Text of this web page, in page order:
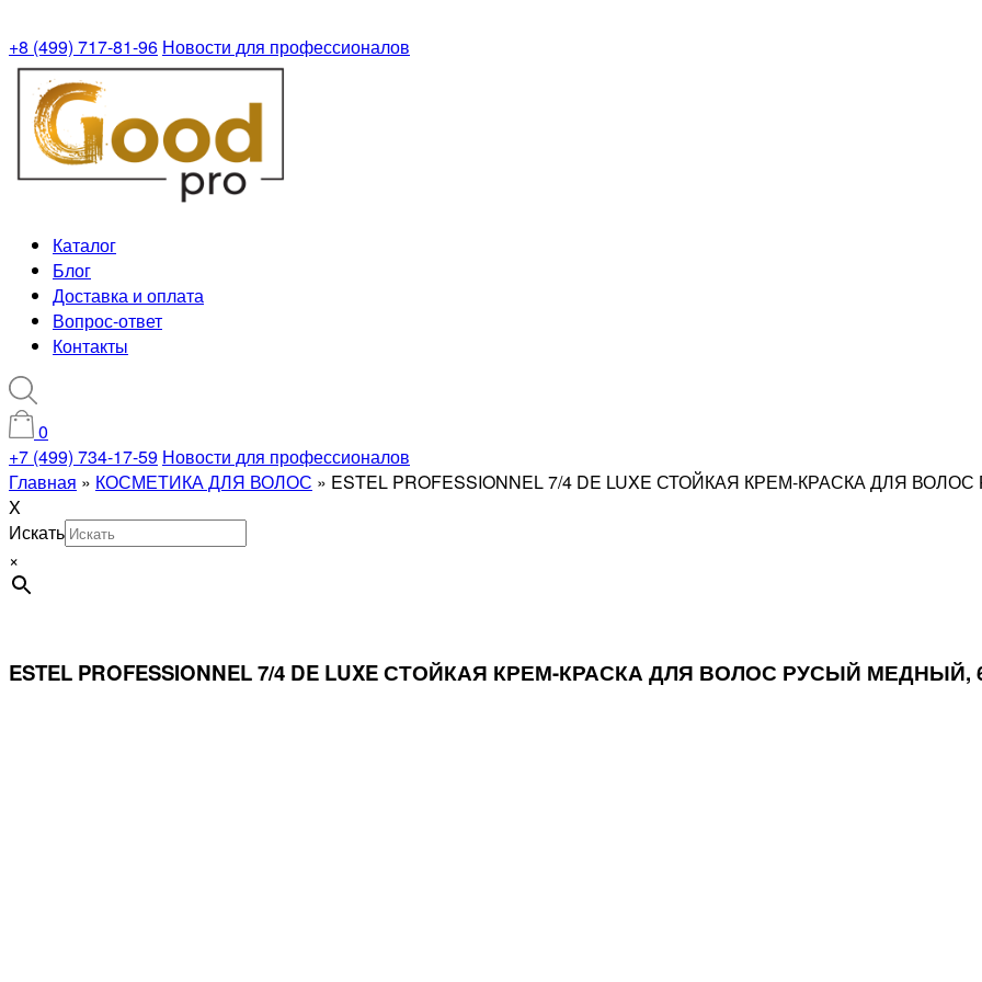
+8 (499) 717-81-96 Новости для профессионалов
Каталог
Блог
Доставка и оплата
Вопрос-ответ
Контакты
0
+7 (499) 734-17-59 Новости для профессионалов
Главная » КОСМЕТИКА ДЛЯ ВОЛОС » ESTEL PROFESSIONNEL 7/4 DE LUXE СТОЙКАЯ КРЕМ-КРАСКА ДЛЯ
X
Искать
×
ESTEL PROFESSIONNEL 7/4 DE LUXE СТОЙКАЯ КРЕМ-КРАСКА ДЛЯ ВОЛОС РУСЫЙ МЕДНЫЙ,